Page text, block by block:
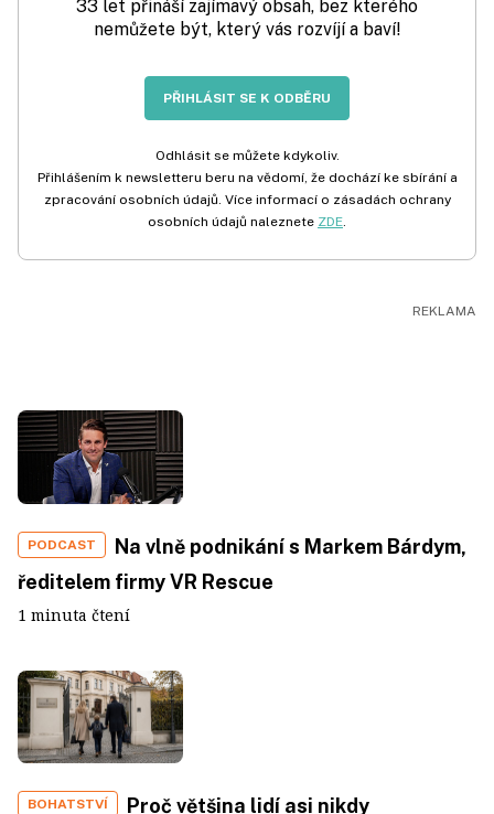
33 let přináší zajímavý obsah, bez kterého
nemůžete být, který vás rozvíjí a baví!
PŘIHLÁSIT SE K ODBĚRU
Odhlásit se můžete kdykoliv.
Přihlášením k newsletteru beru na vědomí, že dochází ke sbírání a
zpracování osobních údajů. Více informací o zásadách ochrany
osobních údajů naleznete ZDE.
PODCAST
Na vlně podnikání s Markem Bárdym,
ředitelem firmy VR Rescue
1 minuta čtení
BOHATSTVÍ
Proč většina lidí asi nikdy